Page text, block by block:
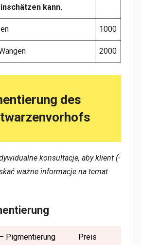
kann.
1000
2000
des
konsultacje, aby klient (-
ważne informacje na temat
– Pigmentierung Preis